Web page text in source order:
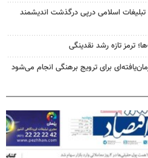
اسلامی درپی درگذشت اندیشمند
ترمز تازه رشد نقدینگی
برای ترویج برهنگی انجام می‌شود